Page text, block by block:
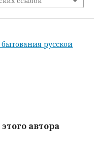
русской
автора